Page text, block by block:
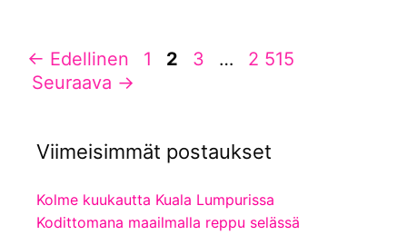
← Edellinen Sivu
1 Sivu
2 Sivu
3 … Sivu
2 515
Seuraava →
Viimeisimmät postaukset
Kolme kuukautta Kuala Lumpurissa
Kodittomana maailmalla reppu selässä